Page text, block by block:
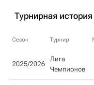
Турнирная история
Сезон Турнир
2025/2026
Лига
Чемпионов